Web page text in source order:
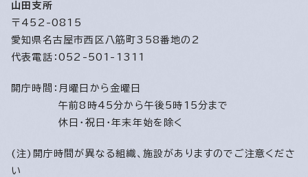
山田支所
〒452-0815
愛知県名古屋市西区八筋町358番地の2
代表電話：052-501-1311
開庁時間： 月曜日から金曜日
午前8時45分から午後5時15分まで
休日・祝日・年末年始を除く
(注)開庁時間が異なる組織、施設がありますのでご注意くださ
い